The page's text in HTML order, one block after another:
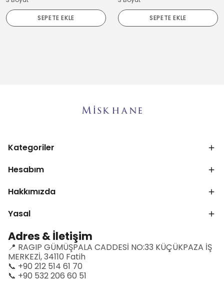
SEPETE EKLE SEPETE EKLE
Kategoriler
Hesabım
Hakkımızda
Yasal
Adres & İletişim
📍 RAGIP GÜMÜŞPALA CADDESİ NO:33 KÜÇÜKPAZA İŞ
MERKEZİ, 34110 Fatih
📞 +90 212 514 61 70
📞 +90 532 206 60 51